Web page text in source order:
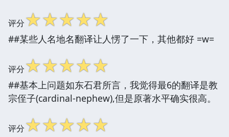
评分☆☆☆☆☆
##某些人名地名翻译让人愣了一下，其他都好 =w=
评分☆☆☆☆☆
##基本上问题如东石君所言，我觉得最6的翻译是教
宗侄子(cardinal-nephew),但是原著水平确实很高。
评分☆☆☆☆☆